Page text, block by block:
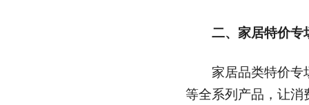
二、家居特价专
家居品类特价专
等全系列产品，让消